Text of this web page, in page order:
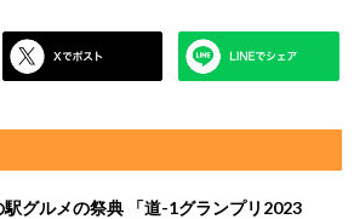
駅グルメの祭典 「道-1グランプリ2023